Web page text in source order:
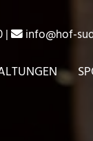
| info@hof-